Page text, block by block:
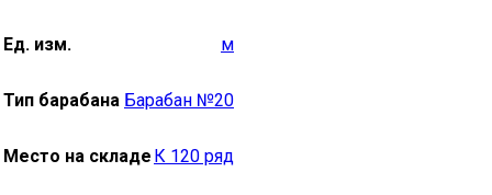
Ед. изм. м
Тип барабана Барабан №20
Место на складе К 120 ряд